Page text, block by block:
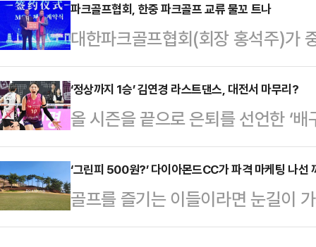
승을 거뒀던 김효주는 2차전서 고
펼쳤고 18홀에 가서야 2홀 차 승리
획득한…
메츠 소속의 김혜성은 4일(한국시
카소 브릭타운 볼파크에서 열린 샌
와 홈 경기에 1번 타자 유격수로 선
다.멀티히트를 기록한 김혜성은 마
다.김혜성은 첫 타석부터 안타를 신
상대 오른손 투수 라이언 버…
파크골프협회, 한중 파크골프 교류 물꼬 트나
대한파크골프협회(회장 홍석주)가
장 개장 기념행사에 공식 초청을 받
호인 단체 관광객 300여명이 참가
홍석주 회장을 비롯해 광역 시·도
한 이번일정은 단순한 개장 기념식
꼬를 트는 역사적인의미를 담고 있
성 웨이하이시는 지리적 이점과 역
로 우리나라 파크골프의 …
‘정상까지 1승’ 김연경 라스트댄스, 대전서 마무리?
올 시즌을 끝으로 은퇴를 선언한 ‘
가 대전서 막을 내릴지 관심이 모
체육관에서 홈 팀 정관장을 상대
결정(5전 3승제) 3차전을 치른다.
차전에서 승리하면 2018-19시즌
‘그린피 500원?’ 다이아몬드CC가 파격 마케팅 나선
골프를 즐기는 이들이라면 눈길이
양산에 위치한 다이아몬드CC(대